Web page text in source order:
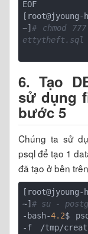
EOF
[root@jyoung-
~]# chmod
ettytheft.sql
6. Tạo
sử dụng
bước 5
Chúng ta sử
psql để tạo 1
đã tạo ở bên trên
[root@jyoung-
~]# su -
-bash-4.2$
-f /tmp/